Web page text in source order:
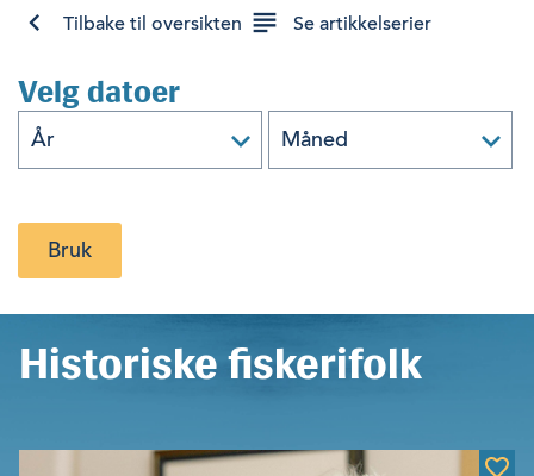
Tilbake til oversikten Se artikkelserier
Velg datoer
Bruk
Historiske fiskerifolk